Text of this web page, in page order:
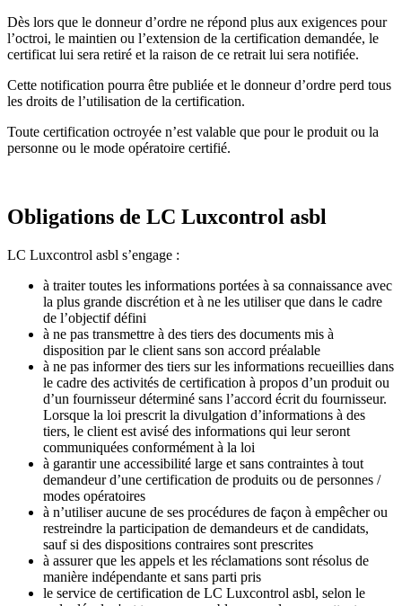
Dès lors que le donneur d’ordre ne répond plus aux exigences pour
l’octroi, le maintien ou l’extension de la certification demandée, le
certificat lui sera retiré et la raison de ce retrait lui sera notifiée.
Cette notification pourra être publiée et le donneur d’ordre perd tous
les droits de l’utilisation de la certification.
Toute certification octroyée n’est valable que pour le produit ou la
personne ou le mode opératoire certifié.
Obligations de LC Luxcontrol asbl
LC Luxcontrol asbl s’engage :
à traiter toutes les informations portées à sa connaissance avec
la plus grande discrétion et à ne les utiliser que dans le cadre
de l’objectif défini
à ne pas transmettre à des tiers des documents mis à
disposition par le client sans son accord préalable
à ne pas informer des tiers sur les informations recueillies dans
le cadre des activités de certification à propos d’un produit ou
d’un fournisseur déterminé sans l’accord écrit du fournisseur.
Lorsque la loi prescrit la divulgation d’informations à des
tiers, le client est avisé des informations qui leur seront
communiquées conformément à la loi
à garantir une accessibilité large et sans contraintes à tout
demandeur d’une certification de produits ou de personnes /
modes opératoires
à n’utiliser aucune de ses procédures de façon à empêcher ou
restreindre la participation de demandeurs et de candidats,
sauf si des dispositions contraires sont prescrites
à assurer que les appels et les réclamations sont résolus de
manière indépendante et sans parti pris
le service de certification de LC Luxcontrol asbl, selon le